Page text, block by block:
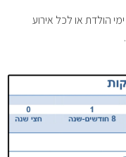
הולדת או לכל אירוע